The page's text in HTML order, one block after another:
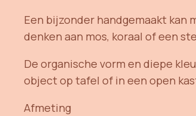
Een bijzonder handgemaakt kan
denken aan mos, koraal of een
De organische vorm en diepe
object op tafel of in een open
Afmeting